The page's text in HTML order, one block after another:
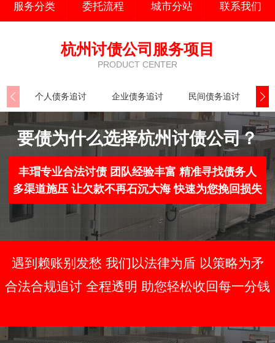
服务分类 委托流程 城市分站 联系我们
杭州讨债公司服务项目
PRODUCT CENTER
个人债务追讨 企业债务追讨 民间债务追讨
要债为什么选择杭州讨债公司？
丰瑁专业合法讨债 团队经验丰富 精准寻找债务人
多渠道施压 让欠款不再石沉大海 快速为您挽回损失
遇到赖账别发愁 我们以法律为盾 以策略为矛
合法合规追讨 全程透明 助您轻松收回每一分钱